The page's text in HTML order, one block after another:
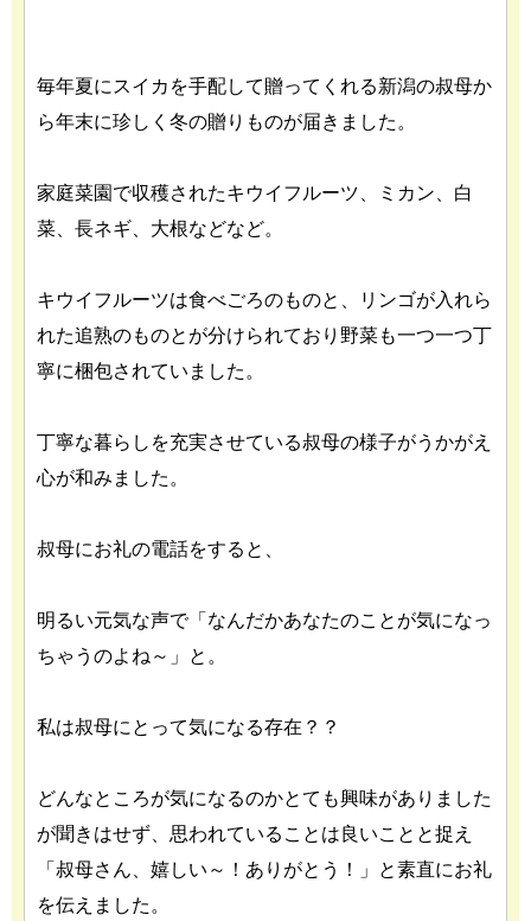
毎年夏にスイカを手配して贈ってくれる新潟の叔母か
ら年末に珍しく冬の贈りものが届きました。
家庭菜園で収穫されたキウイフルーツ、ミカン、白
菜、長ネギ、大根などなど。
キウイフルーツは食べごろのものと、リンゴが入れら
れた追熟のものとが分けられており野菜も一つ一つ丁
寧に梱包されていました。
丁寧な暮らしを充実させている叔母の様子がうかがえ
心が和みました。
叔母にお礼の電話をすると、
明るい元気な声で「なんだかあなたのことが気になっ
ちゃうのよね～」と。
私は叔母にとって気になる存在？？
どんなところが気になるのかとても興味がありました
が聞きはせず、思われていることは良いことと捉え
「叔母さん、嬉しい～！ありがとう！」と素直にお礼
を伝えました。